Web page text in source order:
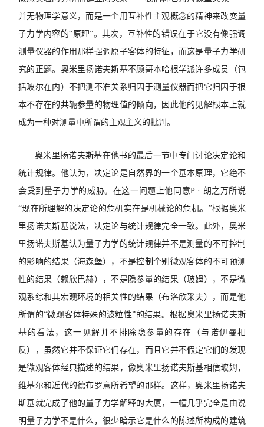
并无物理学意义，而是一个用互补性主观概念的精神来改变量
子力学内容的“原理”。其次，互补性的错误在于它没有像强调
测量仪器的作用那样强调原子客体的特征， 而这是量子力学研
究的正题。奥米里扬诺夫斯基不顾哥本哈根学派许多成员（包
括玻尔在内）不把测不准关系归因于测量仪器而把它归因于根
本不存在的共轭参量的物理值的倾向，因此他的见解根本上就
成为一种对测量中所谓的主观主义的批判。
奥米里扬诺夫斯基在他书的最后一节中专门讨论决定论和
统计规律。他认为， 决定论是自然界的一个基本原理， 它绝不
会受到量子力学的威胁。在这一问题上他同意P · 朗之万所说
“现在所理解的决定论的危机实在是机械论的危机。 ”根据奥米
里扬诺夫斯基说法，决定论与统计规律完全一致。此外，奥米
里扬诺夫斯基认为量子力学的统计规律并不是测量的不可控制
的影响的结果（海森堡），不是控制个别微观客体的不可预测
性的结果（赖欣巴赫），不是隐参量的结果（玻姆），不是微
观系综和其宏观环境的相关性的结果（布洛欣采夫），而是他
所谓的“微观客体特殊的波粒性”的结果。根据奥米里扬诺夫斯
基的看法，这一见解并不排除隐参量的存在（与诺伊曼相
反），虽然它并不保证它们存在，而且它并不假定它们的发现
是微观客体经典描述的结果，像奥米里扬诺夫斯基相信玻姆，
维基尔和近代的德布罗意所希望的那样。这样，奥米里扬诺夫
斯基就完成了他的量子力学解释的大厦，一幢几乎完全是由说
明量子力学不是什么，很少暗示它是什么的陈述所构成的建筑